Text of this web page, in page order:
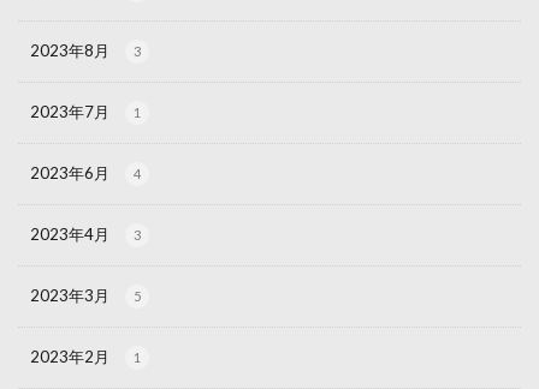
2023年8月 3
2023年7月 1
2023年6月 4
2023年4月 3
2023年3月 5
2023年2月 1